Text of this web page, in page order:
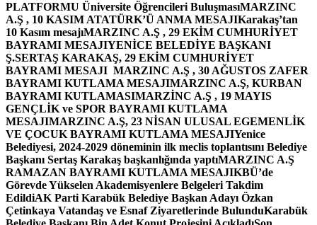
PLATFORMU Üniversite Öğrencileri BuluşmasıMARZINC
A.Ş , 10 KASIM ATATÜRK’Ü ANMA MESAJIKarakaş’tan
10 Kasım mesajıMARZINC A.Ş , 29 EKİM CUMHURİYET
BAYRAMI MESAJIYENİCE BELEDİYE BAŞKANI
Ş.SERTAŞ KARAKAŞ, 29 EKİM CUMHURİYET
BAYRAMI MESAJI MARZINC A.Ş , 30 AĞUSTOS ZAFER
BAYRAMI KUTLAMA MESAJIMARZINC A.Ş, KURBAN
BAYRAMI KUTLAMASIMARZİNC A.Ş , 19 MAYIS
GENÇLİK ve SPOR BAYRAMI KUTLAMA
MESAJIMARZINC A.Ş, 23 NİSAN ULUSAL EGEMENLİK
VE ÇOCUK BAYRAMI KUTLAMA MESAJIYenice
Belediyesi, 2024-2029 döneminin ilk meclis toplantısını Belediye
Başkanı Sertaş Karakaş başkanlığında yaptıMARZINC A.Ş
RAMAZAN BAYRAMI KUTLAMA MESAJIKBÜ’de
Görevde Yükselen Akademisyenlere Belgeleri Takdim
EdildiAK Parti Karabük Belediye Başkan Adayı Özkan
Çetinkaya Vatandaş ve Esnaf Ziyaretlerinde BulunduKarabük